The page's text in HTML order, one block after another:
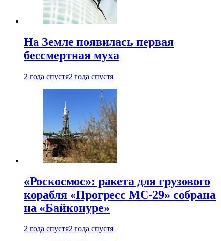
На Земле появилась первая
бессмертная муха
2 года спустя2 года спустя
«Роскосмос»: ракета для грузового
корабля «Прогресс МС-29» собрана
на «Байконуре»
2 года спустя2 года спустя